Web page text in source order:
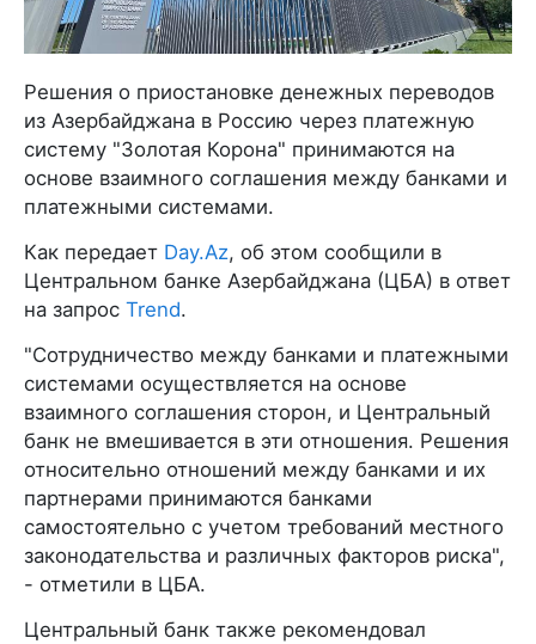
Решения о приостановке денежных переводов
из Азербайджана в Россию через платежную
систему "Золотая Корона" принимаются на
основе взаимного соглашения между банками и
платежными системами.
Как передает Day.Az, об этом сообщили в
Центральном банке Азербайджана (ЦБА) в ответ
на запрос Trend.
"Сотрудничество между банками и платежными
системами осуществляется на основе
взаимного соглашения сторон, и Центральный
банк не вмешивается в эти отношения. Решения
относительно отношений между банками и их
партнерами принимаются банками
самостоятельно с учетом требований местного
законодательства и различных факторов риска",
- отметили в ЦБА.
Центральный банк также рекомендовал